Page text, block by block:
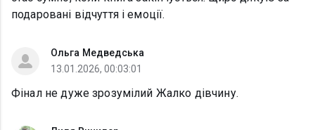
подаровані відчуття і емоції.
Ольга Медведська
13.01.2026, 00:03:01
Фінал не дуже зрозумілий Жалко дівчину.